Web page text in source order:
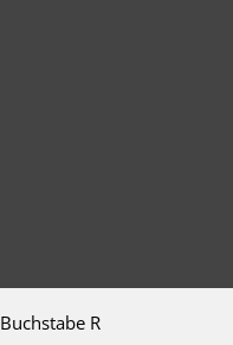
Buchstabe R